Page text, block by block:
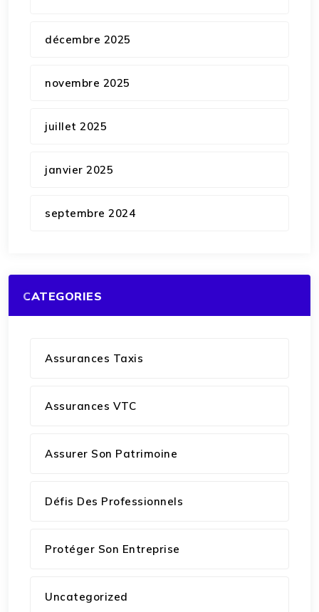
décembre 2025
novembre 2025
juillet 2025
janvier 2025
septembre 2024
CATEGORIES
Assurances Taxis
Assurances VTC
Assurer Son Patrimoine
Défis Des Professionnels
Protéger Son Entreprise
Uncategorized